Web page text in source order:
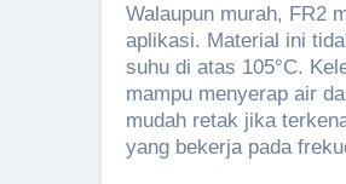
Walaupun murah, FR2
aplikasi. Material ini
suhu di atas 105°C.
mampu menyerap air
mudah retak jika
yang bekerja pada